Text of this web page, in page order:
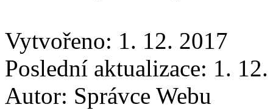
Vytvořeno: 1. 12. 2017
Poslední aktualizace: 1.
Autor: Správce Webu